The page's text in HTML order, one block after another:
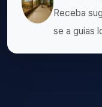
Receba
se a guias